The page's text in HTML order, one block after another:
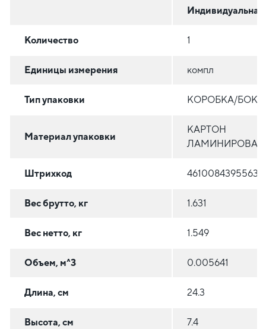
Индивидуальная
Количество 1
Единицы измерения компл
Тип упаковки КОРОБКА/БОКС
Материал упаковки
КАРТОН
Штрихкод 4610084395563
Вес брутто, кг 1.631
Вес нетто, кг 1.549
Объем, м^3 0.005641
Длина, см 24.3
Высота, см 7.4